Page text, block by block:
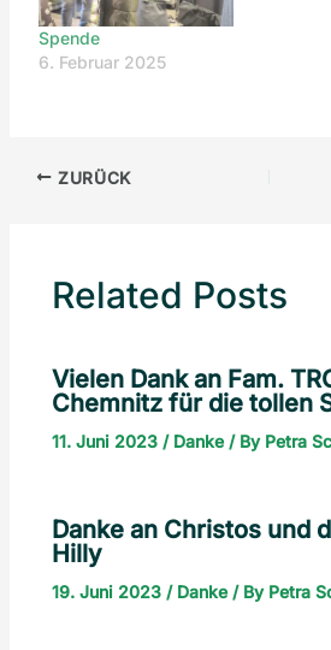
Spende
6. Februar 2025
ZURÜCK
Related Posts
Vielen Dank an Fam.
Chemnitz für die tollen
11. Juni 2023 / Danke/ By Petra
Danke an Christos und
Hilly
19. Juni 2023 / Danke/ By Petra